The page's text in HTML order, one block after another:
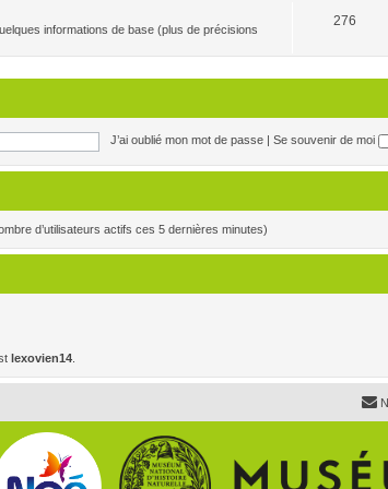
informations de base (plus de précisions
276
J’ai oublié mon mot de passe Se souvenir de moi
d’utilisateurs actifs ces 5 dernières minutes)
lexovien14